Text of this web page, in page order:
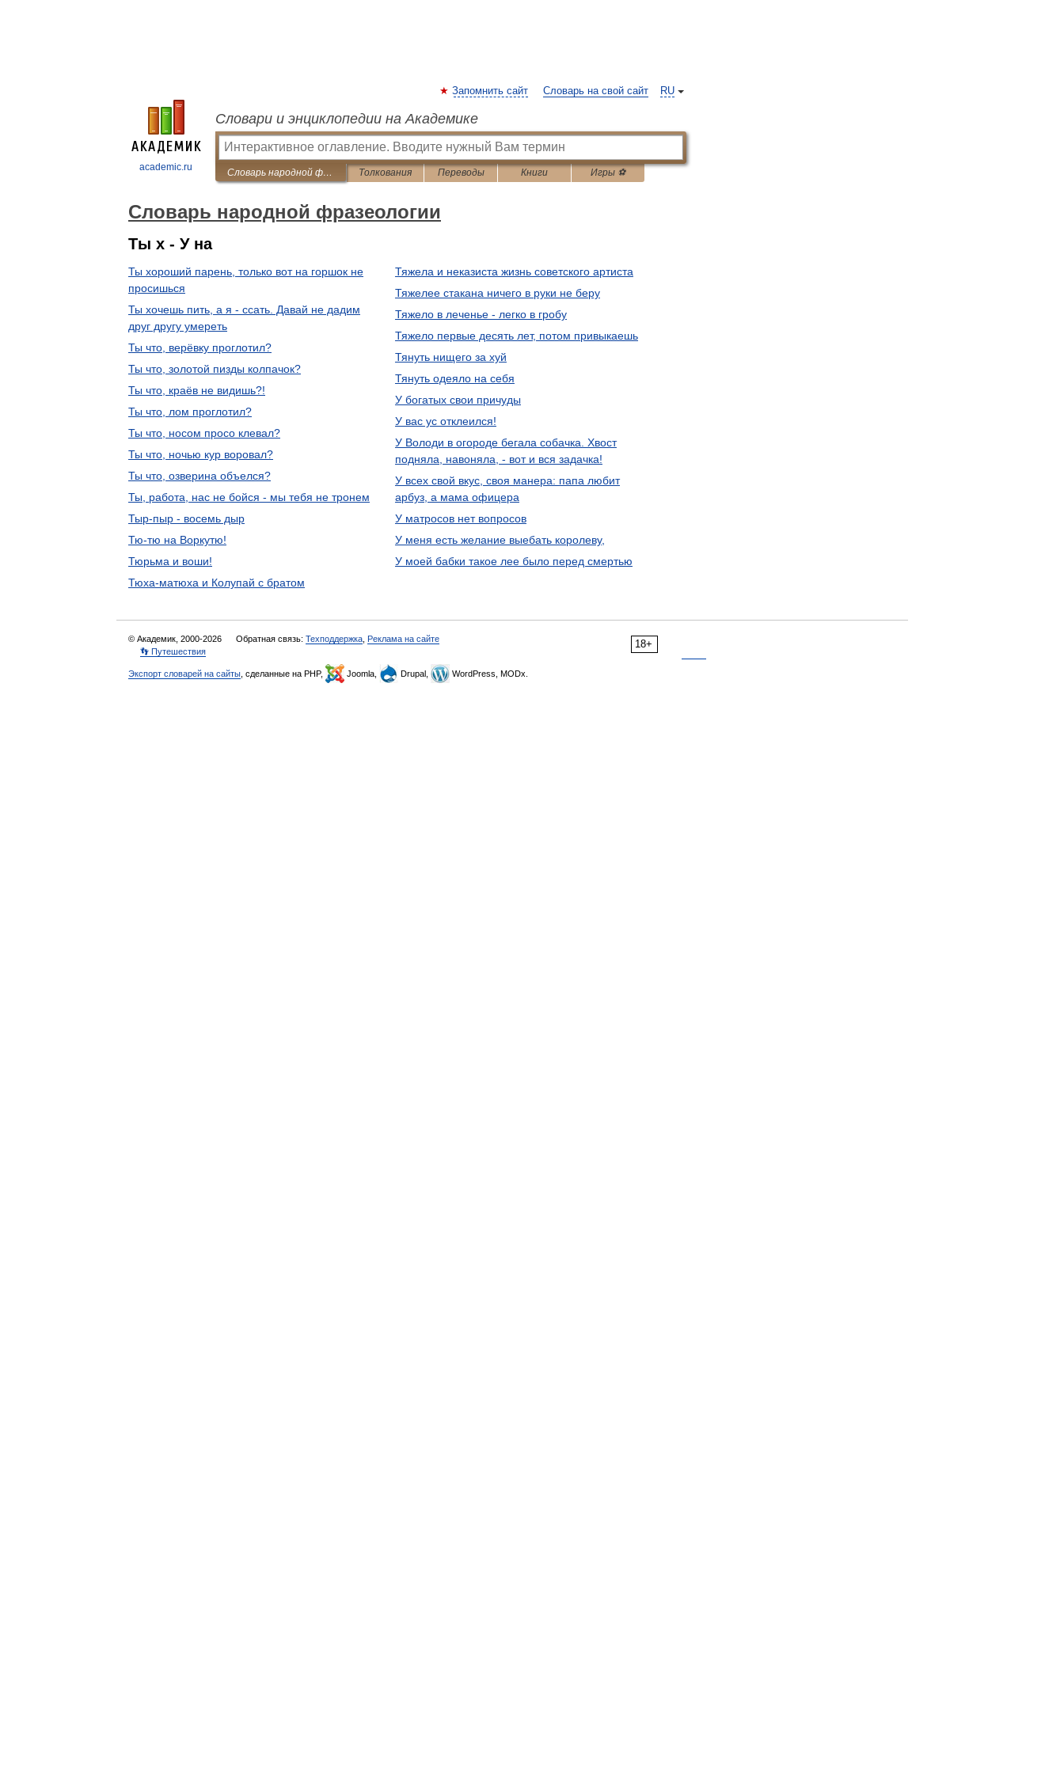
academic.ru
RU
Запомнить сайт Словарь на свой сайт
Словари и энциклопедии на Академике
Словарь народной фразеологии Толкования Переводы Книги Игры ⚽
Словарь народной фразеологии
Ты х - У на
Ты хороший парень, только вот на горшок не
просишься
Ты хочешь пить, а я - ссать. Давай не дадим
друг другу умереть
Ты что, верёвку проглотил?
Ты что, золотой пизды колпачок?
Ты что, краёв не видишь?!
Ты что, лом проглотил?
Ты что, носом просо клевал?
Ты что, ночью кур воровал?
Ты что, озверина объелся?
Ты, работа, нас не бойся - мы тебя не тронем
Тыр-пыр - восемь дыр
Тю-тю на Воркутю!
Тюрьма и воши!
Тюха-матюха и Колупай с братом
Тяжела и неказиста жизнь советского артиста
Тяжелее стакана ничего в руки не беру
Тяжело в леченье - легко в гробу
Тяжело первые десять лет, потом привыкаешь
Тянуть нищего за хуй
Тянуть одеяло на себя
У богатых свои причуды
У вас ус отклеился!
У Володи в огороде бегала собачка. Хвост
подняла, навоняла, - вот и вся задачка!
У всех свой вкус, своя манера: папа любит
арбуз, а мама офицера
У матросов нет вопросов
У меня есть желание выебать королеву,
У моей бабки такое лее было перед смертью
18+
© Академик, 2000-2026 Обратная связь: Техподдержка Реклама на сайте
👣 Путешествия
Экспорт словарей на сайты , сделанные на PHP, Joomla, Drupal, WordPress, MODx.